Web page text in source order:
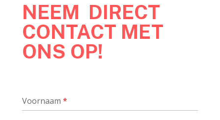
NEEM DIRECT
CONTACT MET
ONS OP!
Voornaam *